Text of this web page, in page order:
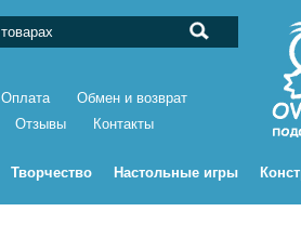
Оплата
Обмен и возврат
Отзывы Контакты
Творчество Настольные игры